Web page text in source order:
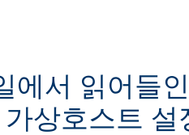
에서 읽어들
상호스트